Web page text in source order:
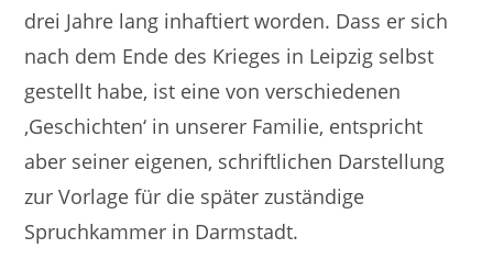
drei Jahre lang inhaftiert worden. Dass er sich
nach dem Ende des Krieges in Leipzig selbst
gestellt habe, ist eine von verschiedenen
‚Geschichten‘ in unserer Familie, entspricht
aber seiner eigenen, schriftlichen Darstellung
zur Vorlage für die später zuständige
Spruchkammer in Darmstadt.